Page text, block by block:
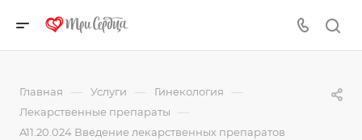
Главная — Услуги — Гинекология —
Лекарственные препараты —
A11.20.024 Введение лекарственных препаратов